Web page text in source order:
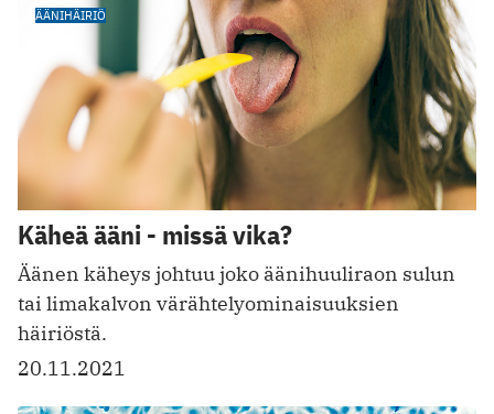
ÄÄNIHÄIRIÖ
Käheä ääni - missä vika?
Äänen käheys johtuu joko äänihuuliraon sulun
tai limakalvon värähtelyominaisuuksien
häiriöstä.
20.11.2021